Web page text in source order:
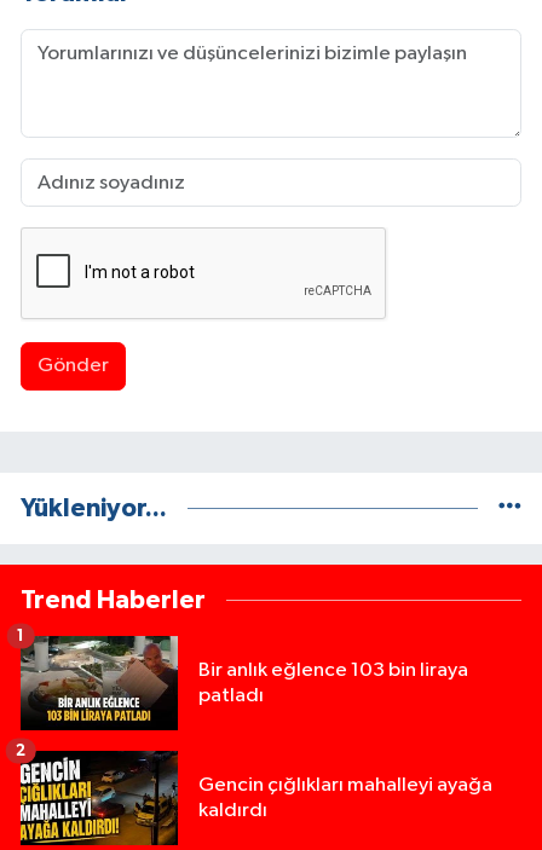
Gönder
Yükleniyor...
Trend Haberler
Bir anlık eğlence 103 bin liraya
patladı
1
Gencin çığlıkları mahalleyi ayağa
kaldırdı
2